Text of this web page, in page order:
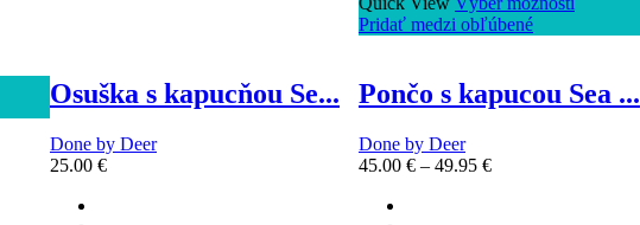
Osuška s kapucňou Se...
Done by Deer
25.00 €
Pridať medzi obľúbené
Pončo s kapucou Sea ...
Done by Deer
45.00 € – 49.95 €